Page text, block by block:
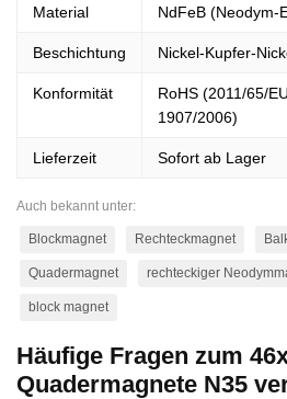
Material NdFeB (Neodym-
Beschichtung Nickel-Kupfer-
Konformität
RoHS (2011/65/
1907/2006)
Lieferzeit Sofort ab Lager
Auch bekannt unter:
Blockmagnet Rechteckmagnet
Quadermagnet rechteckiger
block magnet
Häufige Fragen zum
Quadermagnete N35